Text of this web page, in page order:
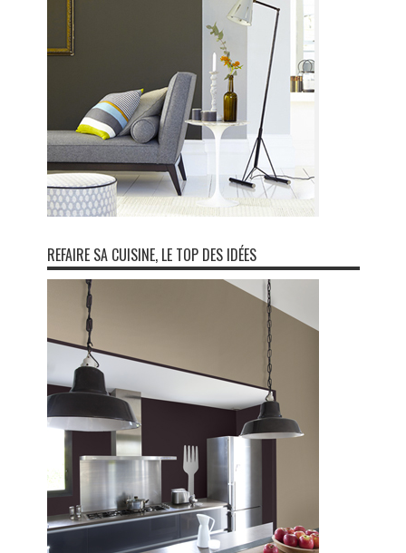
REFAIRE SA CUISINE, LE TOP DES IDÉES